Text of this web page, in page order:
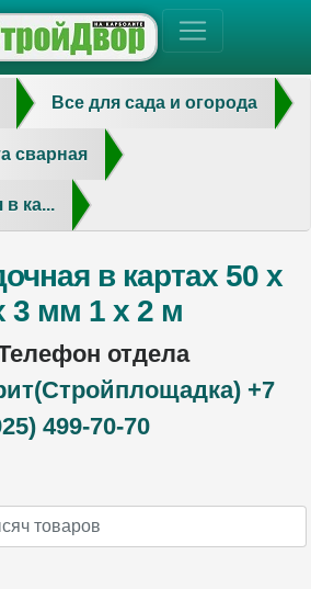
Все для сада и огорода
сварная
в ка...
в картах 50 х
3 мм 1 х 2 м
отдела
+7
499-70-70